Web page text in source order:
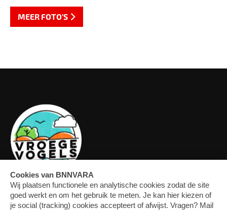
MEER FOTO'S
OVERZICHT FORUM